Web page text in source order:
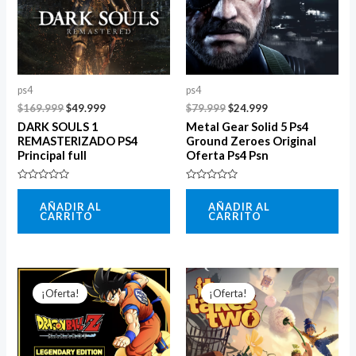
ps4
$169.999$49.999
DARK SOULS 1
REMASTERIZADO PS4
Principal full
Valorado
AÑADIR AL
CARRITO
ps4
$79.999$24.999
Metal Gear Solid 5 Ps4
Ground Zeroes Original
Oferta Ps4 Psn
Valorado
AÑADIR AL
CARRITO
¡Oferta!
El
precio
original
era:
$450.000.
El
precio
actual
$89.999.
¡Oferta!
precio
original
era:
$159.999.
El
precio
actual
es:
$49.000.